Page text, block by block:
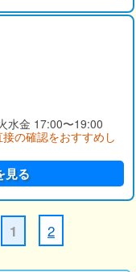
水金 17:00〜19:00
の確認をおすすめし
見る
1 2